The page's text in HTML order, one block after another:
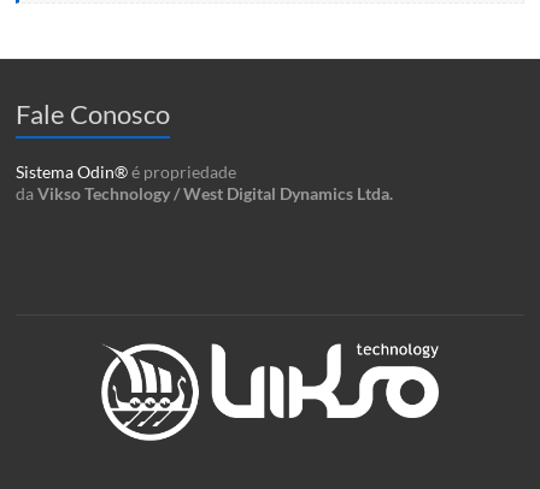
Fale Conosco
Sistema Odin®é propriedade
daVikso Technology / West Digital Dynamics Ltda.